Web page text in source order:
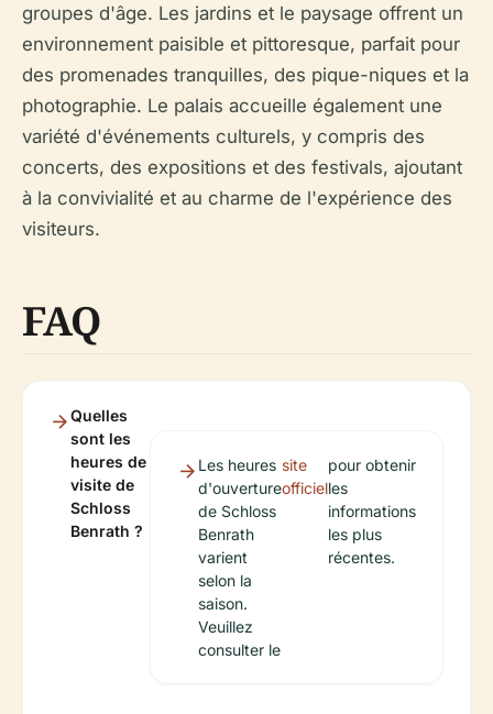
groupes d'âge. Les jardins et le paysage offrent un
environnement paisible et pittoresque, parfait pour
des promenades tranquilles, des pique-niques et la
photographie. Le palais accueille également une
variété d'événements culturels, y compris des
concerts, des expositions et des festivals, ajoutant
à la convivialité et au charme de l'expérience des
visiteurs.
FAQ
Quelles
sont les
heures de
visite de
Schloss
Benrath ?
Les heures
d'ouverture
de Schloss
Benrath
varient
selon la
saison.
Veuillez
consulter le
site
officiel
pour obtenir
les
informations
les plus
récentes.